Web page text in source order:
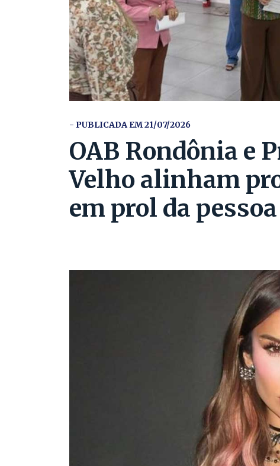
- PUBLICADA EM 21/07/2026
OAB Rondônia e
Velho alinham
em prol da